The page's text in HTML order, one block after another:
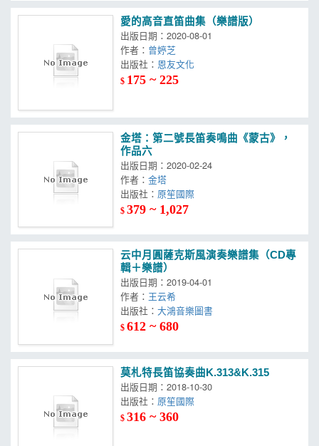
愛的高音直笛曲集（樂譜版）
出版日期：2020-08-01
作者： 曾婷芝
出版社：
$ 175 ~ 225
金塔：第二號長笛奏鳴曲《蒙古》，
作品六
出版日期：2020-02-24
作者：金塔
出版社：
$379 ~ 1,027
云中月圓薩克斯風演奏樂譜集（CD專
輯＋樂譜）
出版日期：2019-04-01
作者： 王云希
出版社：
$612 ~ 680
莫札特長笛協奏曲K.313&K.315
出版日期：2018-10-30
出版社：
$316 ~ 360